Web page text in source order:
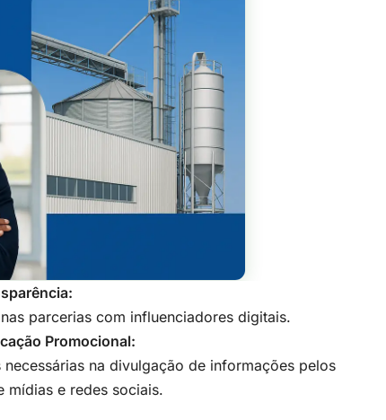
parcerias com influenciadores digitais.
Promocional:
na divulgação de informações pelos
mídias e redes sociais.